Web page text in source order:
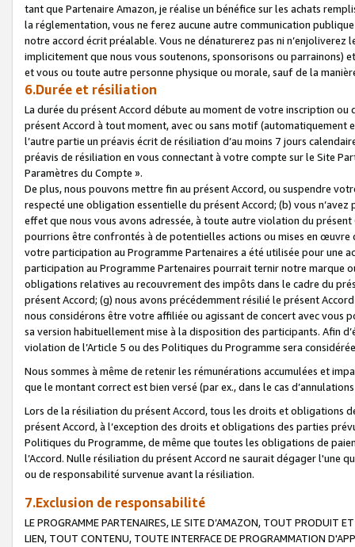
tant que Partenaire Amazon, je réalise un bénéfice sur les achats
la réglementation, vous ne ferez aucune autre communication
notre accord écrit préalable. Vous ne dénaturerez pas ni
implicitement que nous vous soutenons, sponsorisons ou parrainons)
et vous ou toute autre personne physique ou morale, sauf de la
6.Durée et résiliation
La durée du présent Accord débute au moment de votre inscription
présent Accord à tout moment, avec ou sans motif (automatiquement
l’autre partie un préavis écrit de résiliation d’au moins 7 jours
préavis de résiliation en vous connectant à votre compte sur le Site
Paramètres du Compte ».
De plus, nous pouvons mettre fin au présent Accord, ou suspendre
respecté une obligation essentielle du présent Accord; (b) vous
effet que nous vous avons adressée, à toute autre violation du
pourrions être confrontés à de potentielles actions ou mises en
votre participation au Programme Partenaires a été utilisée pour une
participation au Programme Partenaires pourrait ternir notre marque
obligations relatives au recouvrement des impôts dans le cadre du
présent Accord; (g) nous avons précédemment résilié le présent
nous considérons être votre affiliée ou agissant de concert avec vous
sa version habituellement mise à la disposition des participants. Afin
violation de l’Article 5 ou des Politiques du Programme sera
Nous sommes à même de retenir les rémunérations accumulées et
que le montant correct est bien versé (par ex., dans le cas
Lors de la résiliation du présent Accord, tous les droits et obligations
présent Accord, à l’exception des droits et obligations des parties
Politiques du Programme, de même que toutes les obligations de
l’Accord. Nulle résiliation du présent Accord ne saurait dégager l'une
ou de responsabilité survenue avant la résiliation.
7.Exclusion de responsabilité
LE PROGRAMME PARTENAIRES, LE SITE D’AMAZON, TOUT PRODUIT
LIEN, TOUT CONTENU, TOUTE INTERFACE DE PROGRAMMATION